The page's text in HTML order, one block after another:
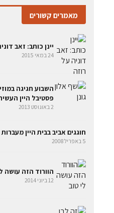
מאמרים קשורים
יינן כותב: זאב
24 במאי 2015
השבוע חגיגה
פסטיבל היין
2 באוגוסט 2013
חוגגים אביב בבית היין מעברות
5 באפריל 2008
הוורוד הזה עושה
12 ביוני 2014